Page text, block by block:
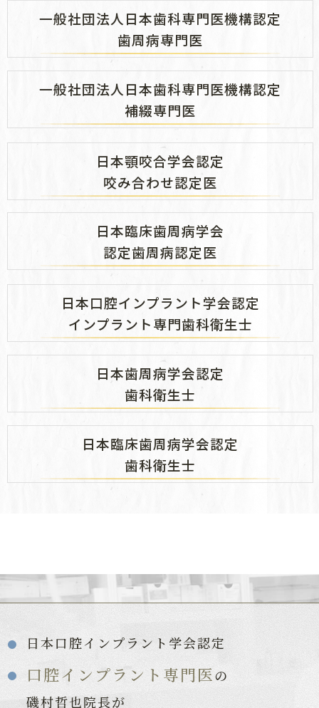
一般社団法人日本歯科専門医機構認定
歯周病専門医
一般社団法人日本歯科専門医機構認定
補綴専門医
日本顎咬合学会認定
咬み合わせ認定医
日本臨床歯周病学会
認定歯周病認定医
日本口腔インプラント学会認定
インプラント専門歯科衛生士
日本歯周病学会認定
歯科衛生士
日本臨床歯周病学会認定
歯科衛生士
日本口腔インプラント学会認定
口腔インプラント専門医の
磯村哲也院長が